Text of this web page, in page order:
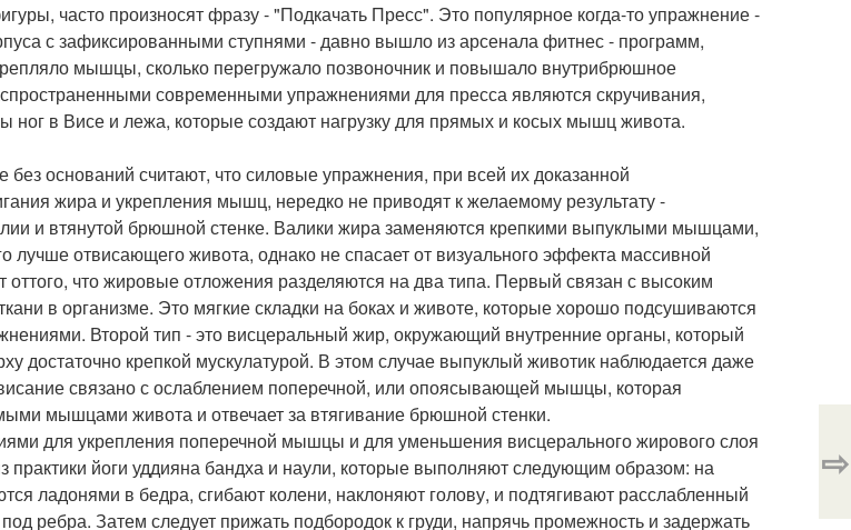
часто произносят фразу - "Подкачать Пресс". Это популярное когда-то упражнение -
с зафиксированными ступнями - давно вышло из арсенала фитнес - программ,
мышцы, сколько перегружало позвоночник и повышало внутрибрюшное
современными упражнениями для пресса являются скручивания,
ног в Висе и лежа, которые создают нагрузку для прямых и косых мышц живота.
оснований считают, что силовые упражнения, при всей их доказанной
жира и укрепления мышц, нередко не приводят к желаемому результату -
и втянутой брюшной стенке. Валики жира заменяются крепкими выпуклыми мышцами,
лучше отвисающего живота, однако не спасает от визуального эффекта массивной
оттого, что жировые отложения разделяются на два типа. Первый связан с высоким
в организме. Это мягкие складки на боках и животе, которые хорошо подсушиваются
Второй тип - это висцеральный жир, окружающий внутренние органы, который
достаточно крепкой мускулатурой. В этом случае выпуклый животик наблюдается даже
связано с ослаблением поперечной, или опоясывающей мышцы, которая
мышцами живота и отвечает за втягивание брюшной стенки.
для укрепления поперечной мышцы и для уменьшения висцерального жирового слоя
йоги уддияна бандха и наули, которые выполняют следующим образом: на
ладонями в бедра, сгибают колени, наклоняют голову, и подтягивают расслабленный
ребра. Затем следует прижать подбородок к груди, напрячь промежность и задержать
⇨